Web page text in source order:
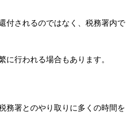
付されるのではなく、税務署内で
に行われる場合もあります。
務署とのやり取りに多くの時間を